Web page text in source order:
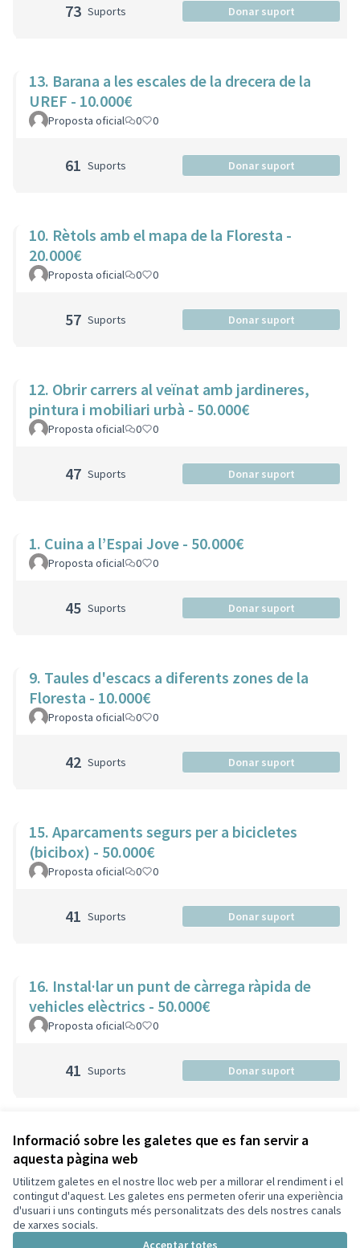
Informació sobre les galetes que es fan servir a
aquesta pàgina web
Utilitzem galetes en el nostre lloc web per a millorar el rendiment i el
contingut d'aquest. Les galetes ens permeten oferir una experiència
d'usuari i uns continguts més personalitzats des dels nostres canals
de xarxes socials.
Acceptar totes
73 Suports Donar suport
13. Barana a les escales de la drecera de la
UREF - 10.000€
Proposta oficial 0 0
61 Suports Donar suport
10. Rètols amb el mapa de la Floresta -
20.000€
Proposta oficial 0 0
57 Suports Donar suport
12. Obrir carrers al veïnat amb jardineres,
pintura i mobiliari urbà - 50.000€
Proposta oficial 0 0
47 Suports Donar suport
1. Cuina a l’Espai Jove - 50.000€
Proposta oficial 0 0
45 Suports Donar suport
9. Taules d'escacs a diferents zones de la
Floresta - 10.000€
Proposta oficial 0 0
42 Suports Donar suport
15. Aparcaments segurs per a bicicletes
(bicibox) - 50.000€
Proposta oficial 0 0
41 Suports Donar suport
16. Instal·lar un punt de càrrega ràpida de
vehicles elèctrics - 50.000€
Proposta oficial 0 0
41 Suports Donar suport
Veure totes les propostes retirades
Termes i condicions d'ús
Configuració de les galetes
Decidim Sant Cugat a X
(Enllaç extern)
Decidim Sant Cugat a Facebook
Decidim Sant Cugat a Instagram
Decidim Sant Cugat a GitHub
(Enllaç extern)